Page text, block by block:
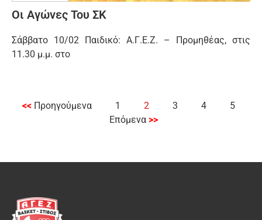
Οι Αγώνες Του ΣΚ
Σάββατο 10/02 Παιδικό: Α.Γ.Ε.Ζ. – Προμηθέας, στις
11.30 μ.μ. στο
<< Προηγούμενα 1 2 3 4
5
Επόμενα >>